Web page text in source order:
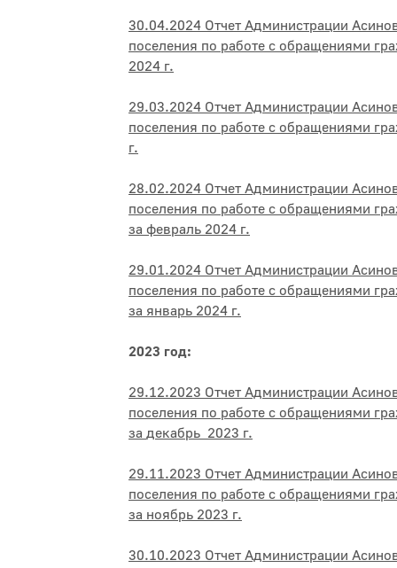
30.04.2024 Отчет Администрации
поселения по работе с обращениями
2024 г.
29.03.2024 Отчет Администрации
поселения по работе с обращениями
г.
28.02.2024 Отчет Администрации
поселения по работе с обращениями
за февраль 2024 г.
29.01.2024 Отчет Администрации
поселения по работе с обращениями
за январь 2024 г.
2023 год:
29.12.2023 Отчет Администрации
поселения по работе с обращениями
за декабрь 2023 г.
29.11.2023 Отчет Администрации
поселения по работе с обращениями
за ноябрь 2023 г.
30.10.2023 Отчет Администрации